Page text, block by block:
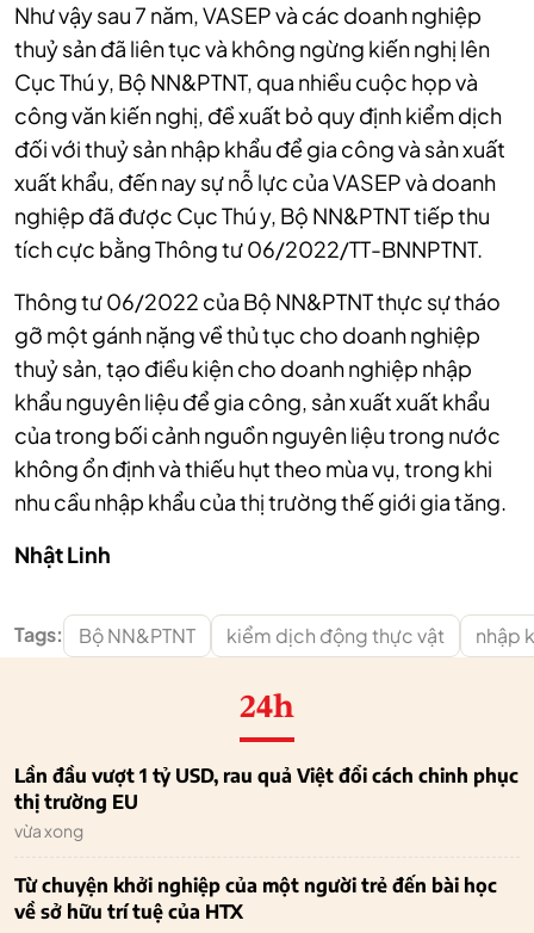
Như vậy sau 7 năm, VASEP và các doanh nghiệp
thuỷ sản đã liên tục và không ngừng kiến nghị lên
Cục Thú y, Bộ NN&PTNT, qua nhiều cuộc họp và
công văn kiến nghị, đề xuất bỏ quy định kiểm dịch
đối với thuỷ sản nhập khẩu để gia công và sản xuất
xuất khẩu, đến nay sự nỗ lực của VASEP và doanh
nghiệp đã được Cục Thú y, Bộ NN&PTNT tiếp thu
tích cực bằng Thông tư 06/2022/TT-BNNPTNT.
Thông tư 06/2022 của Bộ NN&PTNT thực sự tháo
gỡ một gánh nặng về thủ tục cho doanh nghiệp
thuỷ sản, tạo điều kiện cho doanh nghiệp nhập
khẩu nguyên liệu để gia công, sản xuất xuất khẩu
của trong bối cảnh nguồn nguyên liệu trong nước
không ổn định và thiếu hụt theo mùa vụ, trong khi
nhu cầu nhập khẩu của thị trường thế giới gia tăng.
Nhật Linh
Tags: Bộ NN&PTNT kiểm dịch động thực vật nhập
24h
Lần đầu vượt 1 tỷ USD, rau quả Việt đổi cách chinh phục
thị trường EU
vừa xong
Từ chuyện khởi nghiệp của một người trẻ đến bài học
về sở hữu trí tuệ của HTX